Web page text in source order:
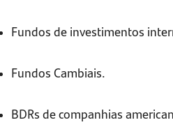
Fundos de investimentos
Fundos Cambiais.
BDRs de companhias